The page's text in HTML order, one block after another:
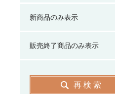
新商品のみ表示
販売終了商品のみ表示
再検索